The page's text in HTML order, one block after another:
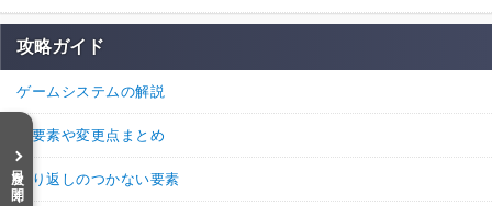
＞B4Fの十字路は左へ進む
＞B5FからB4Fへ戻ってくると、分かれ道になる。正解の道は、最初の十字路を
左に曲がった場所にある坂道だ。
あのさあ……る
目次を開く
攻略ガイド
ゲームシステムの解説
新要素や変更点まとめ
取り返しのつかない要素